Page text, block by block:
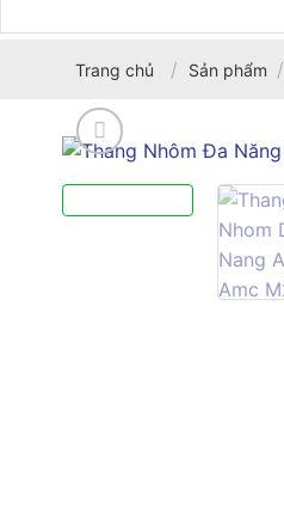
Trang chủ / Sản phẩm /